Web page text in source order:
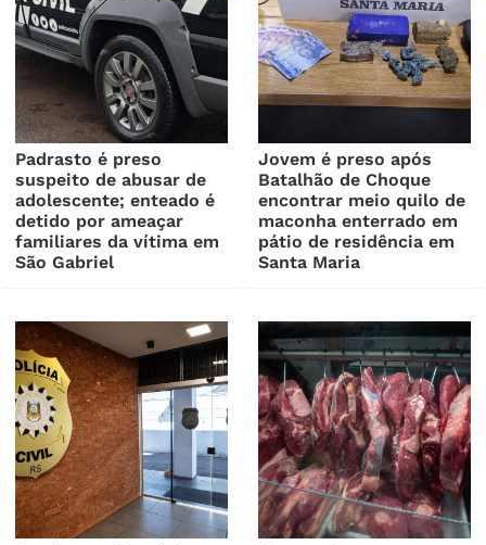
Padrasto é preso
suspeito de abusar de
adolescente; enteado é
detido por ameaçar
familiares da vítima em
São Gabriel
Jovem é preso após
Batalhão de Choque
encontrar meio quilo de
maconha enterrado em
pátio de residência em
Santa Maria